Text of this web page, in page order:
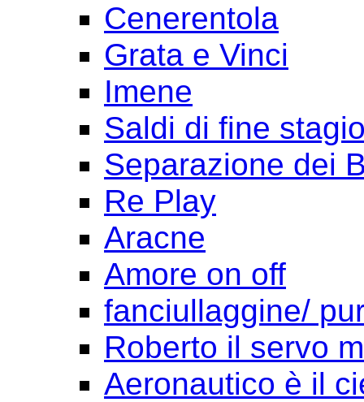
Cenerentola
Grata e Vinci
Imene
Saldi di fine
Separazione dei
Re Play
Aracne
Amore on off
fanciullaggine/
Roberto il servo
Aeronautico è il